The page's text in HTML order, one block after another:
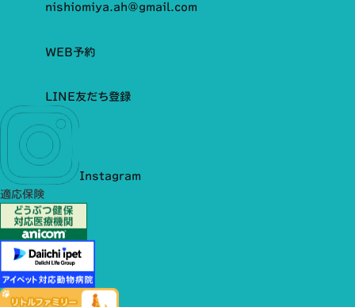
nishiomiya.ah@gmail.com
WEB予約
LINE友だち登録
Instagram
適応保険